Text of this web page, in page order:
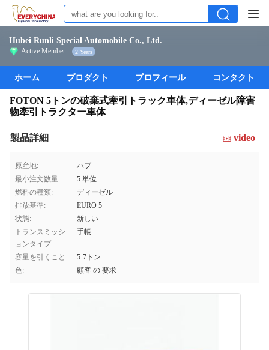
Hubei Runli Special Automobile Co., Ltd.
Active Member 2 Years
ホーム プロダクト プロフィール コンタクト
FOTON 5トンの破棄式牽引トラック車体,ディーゼル障害
物牽引トラクター車体
製品詳細 video
原産地:
ハブ
最小注文数量:
5 単位
燃料の種類:
ディーゼル
排放基準:
EURO 5
状態:
新しい
トランスミッシ
ョンタイプ:
手帳
容量を引くこと:
5-7トン
色:
顧客 の 要求